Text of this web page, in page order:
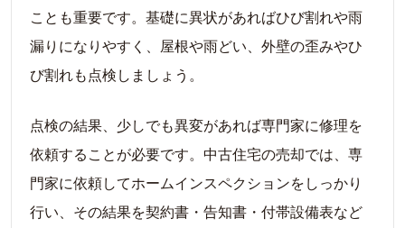
ことも重要です。基礎に異状があればひび割れや雨
漏りになりやすく、屋根や雨どい、外壁の歪みやひ
び割れも点検しましょう。
点検の結果、少しでも異変があれば専門家に修理を
依頼することが必要です。中古住宅の売却では、専
門家に依頼してホームインスペクションをしっかり
行い、その結果を契約書・告知書・付帯設備表など